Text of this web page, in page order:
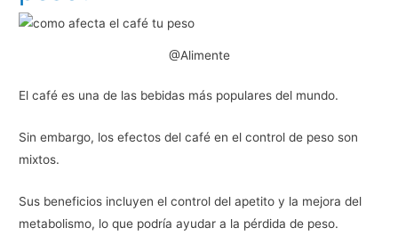
@Alimente
El café es una de las bebidas más populares del mundo.
Sin embargo, los efectos del café en el control de peso son
mixtos.
Sus beneficios incluyen el control del apetito y la mejora del
metabolismo, lo que podría ayudar a la pérdida de peso.